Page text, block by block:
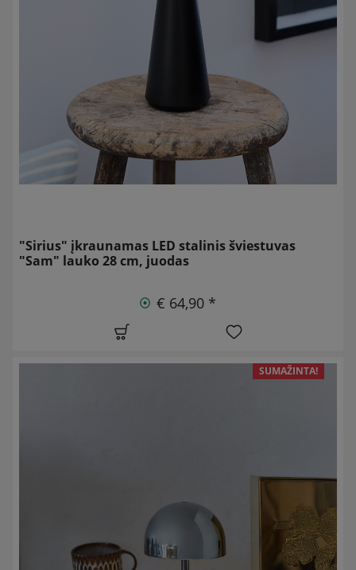
"Sirius" įkraunamas LED stalinis šviestuvas
"Sam" lauko 28 cm, juodas
€ 64,90 *
SUMAŽINTA!